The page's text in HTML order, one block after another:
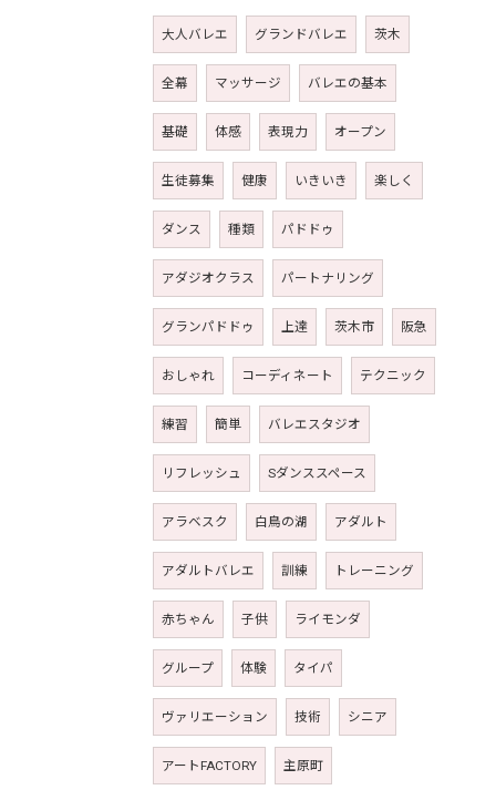
大人バレエ グランドバレエ 茨木
全幕 マッサージ バレエの基本
基礎 体感 表現力 オープン
生徒募集 健康 いきいき 楽しく
ダンス 種類 パドドゥ
アダジオクラス パートナリング
グランパドドゥ 上達 茨木市 阪急
おしゃれ コーディネート テクニック
練習 簡単 バレエスタジオ
リフレッシュ Sダンススペース
アラベスク 白鳥の湖 アダルト
アダルトバレエ 訓練 トレーニング
赤ちゃん 子供 ライモンダ
グループ 体験 タイパ
ヴァリエーション 技術 シニア
アートFACTORY 主原町